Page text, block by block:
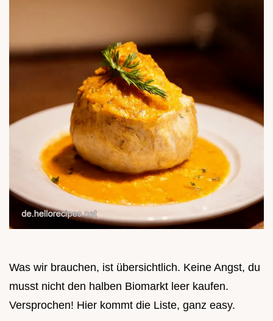
Was wir brauchen, ist übersichtlich. Keine Angst, du
musst nicht den halben Biomarkt leer kaufen.
Versprochen! Hier kommt die Liste, ganz easy.